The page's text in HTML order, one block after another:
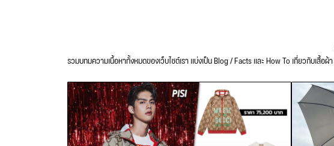
รวมบทมความเนื้อหาทั้งหมดของเว็บไซต์เรา แบ่งเป็น Blog / Facts และ How To เกี่ยวกับเสื้